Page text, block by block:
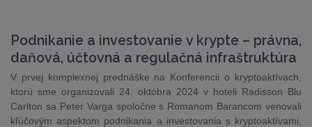
Podnikanie a investovanie v krypte – právna,
daňová, účtovná a regulačná infraštruktúra
V prvej komplexnej prednáške na Konferencii o kryptoaktívach,
ktorú sme organizovali 24. októbra 2024 v hoteli Radisson Blu
Carlton sa Peter Varga spoločne s Romanom Barancom venovali
kľúčovým aspektom podnikania a investovania s kryptoaktívami,